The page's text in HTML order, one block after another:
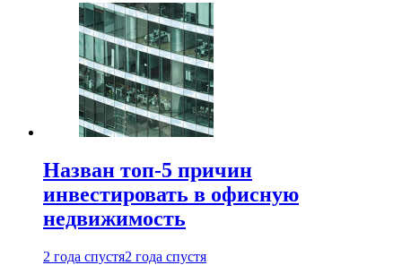
Назван топ-5 причин
инвестировать в офисную
недвижимость
2 года спустя2 года спустя